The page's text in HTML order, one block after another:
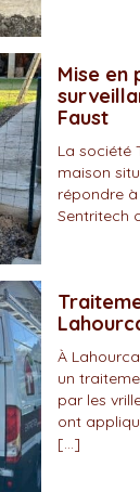
Mise en
Faust
La société
maison
répondre
Sentritech
À
un
par les
ont
[…]